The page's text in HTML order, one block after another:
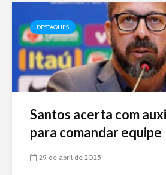
DESTAQUES
Santos acerta com
para comandar equipe
29 de abril de 2025